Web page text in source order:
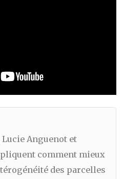
Anguenot et
comment mieux
des parcelles